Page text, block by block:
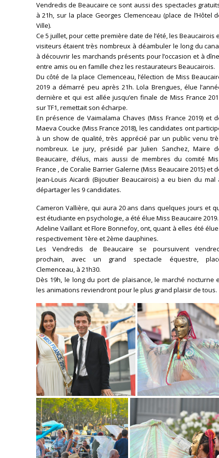
Vendredis de Beaucaire ce sont aussi des spectacles
à 21h, sur la place Georges Clemenceau (place de l’Hôtel
Ville).
Ce 5 juillet, pour cette première date de l’été, les Beaucairois
visiteurs étaient très nombreux à déambuler le long du
à découvrir les marchands présents pour l’occasion et à
entre amis ou en famille chez les restaurateurs Beaucairois.
Du côté de la place Clemenceau, l’élection de Miss
2019 a démarré peu après 21h. Lola Brengues, élue
dernière et qui est allée jusqu’en finale de Miss France
sur TF1, remettait son écharpe.
En présence de Vaimalama Chaves (Miss France 2019) et
Maeva Coucke (Miss France 2018), les candidates ont
à un show de qualité, très apprécié par un public venu
nombreux. Le jury, présidé par Julien Sanchez, Maire
Beaucaire, d’élus, mais aussi de membres du comité
France , de Coralie Barrier Galerne (Miss Beaucaire 2015) et
Jean-Louis Aicardi (Bijoutier Beaucairois) a eu bien du mal
départager les 9 candidates.
Cameron Vallière, qui aura 20 ans dans quelques jours et
est étudiante en psychologie, a été élue Miss Beaucaire 2019.
Adeline Vaillant et Flore Bonnefoy, ont, quant à elles été
respectivement 1ère et 2ème dauphines.
Les Vendredis de Beaucaire se poursuivent
prochain, avec un grand spectacle équestre,
Clemenceau, à 21h30.
Dès 19h, le long du port de plaisance, le marché nocturne
les animations reviendront pour le plus grand plaisir de tous.